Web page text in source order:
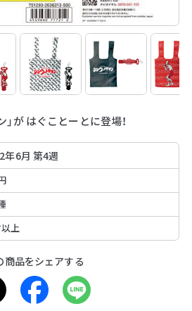
」が はぐことーとに登場！
年6月 第4週
上
商品をシェアする